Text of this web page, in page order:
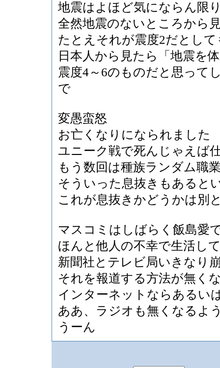
地震はよほど気にならん限
全然地震のないところから
たとえそれが震度2だとして
日本人から見たら「地震を
震度4～6のものだと思っ
で
変愚蛮怒
お亡くなりになられました
ユニーク戦で死んじゃえば
もう数回は種族ランダム職
そういった息抜きもあると
これが息抜きかどうかは別
マスコミはしばらく飯島愛
ほんと他人の不幸で生活し
新聞社とテレビ局いきなり
それを報道する方法が無く
インターネットならあるい
ああ、ラジオも無くなるよ
うーん